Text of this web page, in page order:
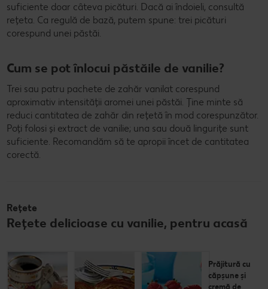
suficiente doar câteva picături. Dacă ai îndoieli, consultă
rețeta. Ca regulă de bază, putem spune: trei picături
corespund unei păstăi.
Cum se pot înlocui păstăile de vanilie?
Trei sau patru pachete de zahăr vanilat corespund
aproximativ intensității aromei unei păstăi. Ține minte să
reduci cantitatea de zahăr din rețetă în mod corespunzător.
Poți folosi și extract de vanilie; una sau două lingurițe sunt
suficiente. Recomandăm să te apropii încet de cantitatea
corectă.
Rețete
Rețete delicioase cu vanilie, pentru acasă
Choux cu
frișcă
Scovergi cu
compot de
pere
Prăjitură cu
căpșune și
cremă de